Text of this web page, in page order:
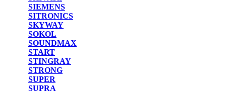
SIEMENS
SITRONICS
SKYWAY
SOKOL
SOUNDMAX
START
STINGRAY
STRONG
SUPER
SUPRA